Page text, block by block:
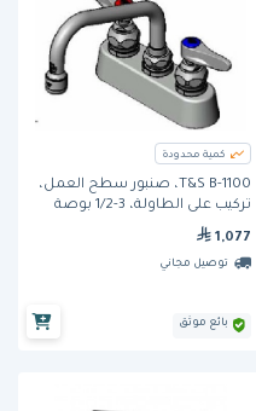
كمية محدودة
T&S B-1100، صنبور سطح العمل،
تركيب على الطاولة، 3-1/2 بوصة
1,077
توصيل مجاني
بائع موثق